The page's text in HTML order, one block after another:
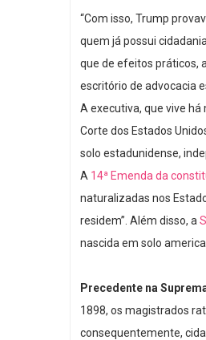
“Com isso, Trump
quem já possui
que de efeitos práticos,
escritório de advocacia
A executiva, que vive
Corte dos Estados
solo estadunidense,
A 14ª Emenda da
naturalizadas nos
residem”. Além disso, a
nascida em solo
Precedente na
1898, os magistrados
consequentemente,